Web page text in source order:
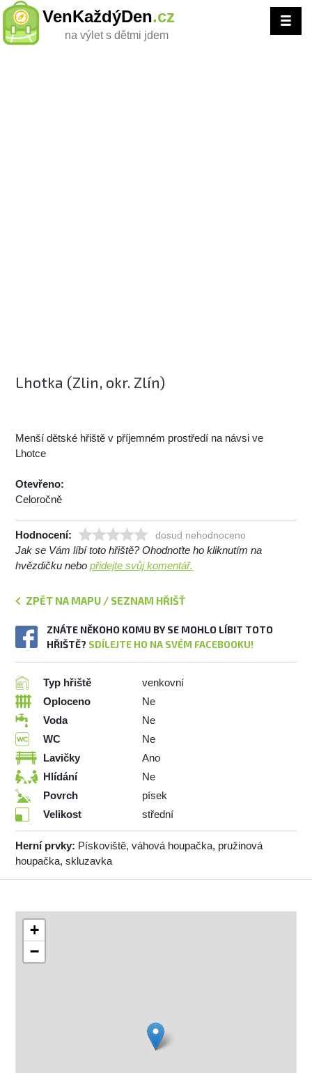
VenKaždýDen.cz
na výlet s dětmi jdem
Lhotka (Zlin, okr. Zlín)
Menší dětské hřiště v příjemném prostředí na návsi ve
Lhotce
Otevřeno:
Celoročně
Hodnocení: dosud nehodnoceno
Jak se Vám líbí toto hřiště? Ohodnoťte ho kliknutím na
hvězdičku nebopřidejte svůj komentář.
ZPĚT NA MAPU / SEZNAM HŘIŠŤ
ZNÁTE NĚKOHO KOMU BY SE MOHLO LÍBIT TOTO
HŘIŠTĚ? SDÍLEJTE HO NA SVÉM FACEBOOKU!
Typ hřiště
venkovní
Oploceno
Ne
Voda
Ne
WC
Ne
Lavičky
Ano
Hlídání
Ne
Povrch
písek
Velikost
střední
Herní prvky: Pískoviště, váhová houpačka, pružinová
houpačka, skluzavka
+
−